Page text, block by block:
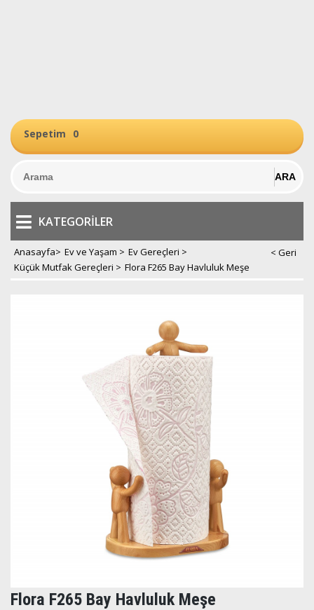
Sepetim 0
KATEGORILER
Anasayfa> Ev ve Yaşam > Ev Gereçleri >
Küçük Mutfak Gereçleri > Flora F265 Bay Havluluk Meşe
Flora F265 Bay Havluluk Meşe